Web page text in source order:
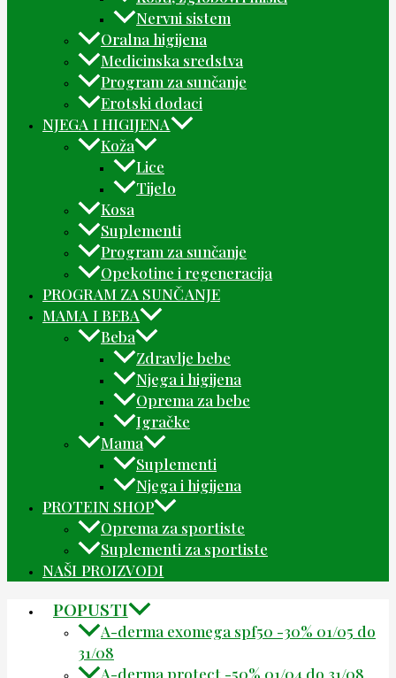
Nervni sistem
Oralna higijena
Medicinska sredstva
Program za sunčanje
Erotski dodaci
NJEGA I HIGIJENA
Koža
Lice
Tijelo
Kosa
Suplementi
Program za sunčanje
Opekotine i regeneracija
PROGRAM ZA SUNČANJE
MAMA I BEBA
Beba
Zdravlje bebe
Njega i higijena
Oprema za bebe
Igračke
Mama
Suplementi
Njega i higijena
PROTEIN SHOP
Oprema za sportiste
Suplementi za sportiste
NAŠI PROIZVODI
POPUSTI
A-derma exomega spf50 -30% 01/05 do
31/08
A-derma protect -50% 01/04 do 31/08